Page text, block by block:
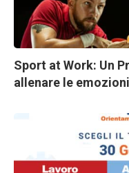
Sport at Work: Un
allenare le